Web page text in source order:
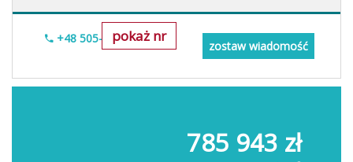
pokaż nr
+48 505-236-943
zostaw wiadomość
785 943 zł